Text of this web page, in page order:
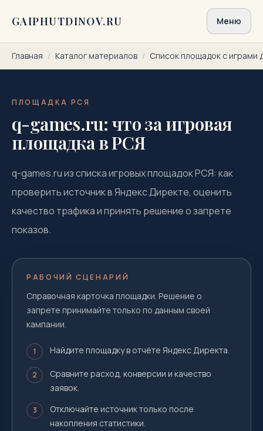
GAIPHUTDINOV.RU Меню
Главная / Каталог материалов / Список площадок с играми
ПЛОЩАДКА РСЯ
q-games.ru: что за игровая
площадка в РСЯ
q-games.ru из списка игровых площадок РСЯ: как
проверить источник в Яндекс Директе, оценить
качество трафика и принять решение о запрете
показов.
РАБОЧИЙ СЦЕНАРИЙ
Справочная карточка площадки. Решение о
запрете принимайте только по данным своей
кампании.
1 Найдите площадку в отчёте Яндекс Директа.
2
Сравните расход, конверсии и качество
заявок.
3
Отключайте источник только после
накопления статистики.